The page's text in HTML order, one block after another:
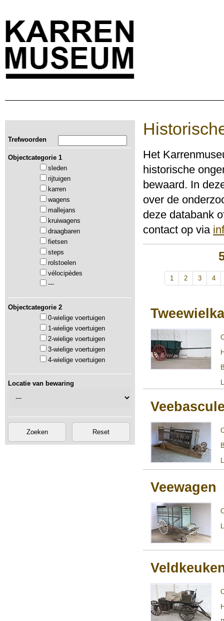
Trefwoorden
Objectcategorie 1
sleden
rijtuigen
karren
wagens
mallejans
kruiwagens
draagbaren
fietsen
steps
rolstoelen
vélocipèdes
---
Objectcategorie 2
0-wielige voertuigen
1-wielige voertuigen
2-wielige voertuigen
3-wielige voertuigen
4-wielige voertuigen
Locatie van bewaring
Het
historische
bewaard. In
over de
deze databank
contact op via
1 2 3 4
Veewagen